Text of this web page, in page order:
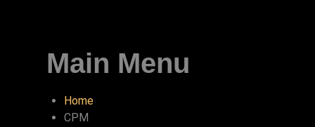
Main Menu
Home
CPM